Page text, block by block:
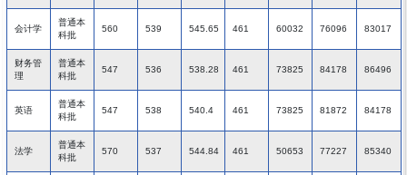
会计学
普通本
科批
560 539 545.65 461 60032 76096 83017
财务管
理
普通本
科批
547 536 538.28 461 73825 84178 86496
英语
普通本
科批
547 538 540.4 461 73825 81872 84178
法学
普通本
科批
570 537 544.84 461 50653 77227 85340